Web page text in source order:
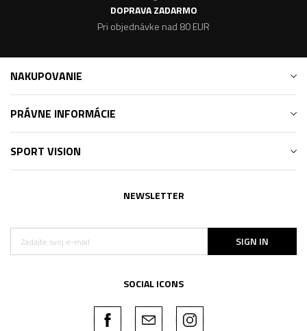
DOPRAVA ZADARMO
Pri objednávke nad 80 EUR
NAKUPOVANIE
PRÁVNE INFORMÁCIE
SPORT VISION
NEWSLETTER
SIGN IN
SOCIAL ICONS